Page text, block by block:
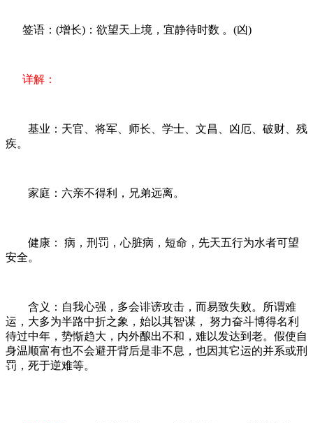
签语：(增长)：欲望天上境，宜静待时数 。(凶)
详解：
基业：天官、将军、师长、学士、文昌、凶厄、破财、残
疾。
家庭：六亲不得利，兄弟远离。
健康： 病，刑罚，心脏病，短命，先天五行为水者可望
安全。
含义：自我心强，多会诽谤攻击，而易致失败。所谓难
运，大多为半路中折之象，始以其智谋， 努力奋斗博得名利
待过中年，势惭趋大，内外酿出不和，难以发达到老。假使自
身温顺富有也不会避开背后是非不息，也因其它运的并系或刑
罚，死于逆难等。